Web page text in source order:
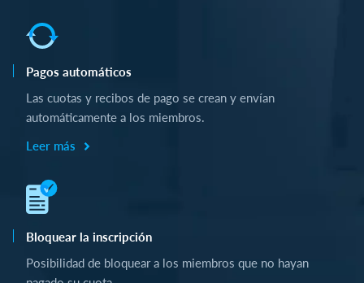
Pagos automáticos
Las cuotas y recibos de pago se crean y envían
automáticamente a los miembros.
Leer más
Bloquear la inscripción
Posibilidad de bloquear a los miembros que no hayan